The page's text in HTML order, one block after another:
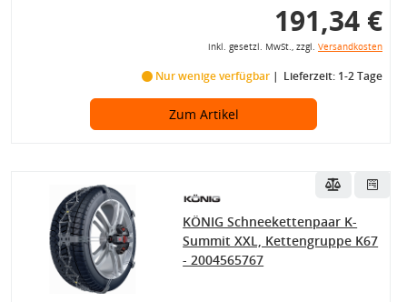
191,34 €
inkl. gesetzl. MwSt., zzgl. Versandkosten
Nur wenige verfügbar Lieferzeit: 1-2 Tage
Zum Artikel
KÖNIG Schneekettenpaar K-
Summit XXL, Kettengruppe K67
- 2004565767